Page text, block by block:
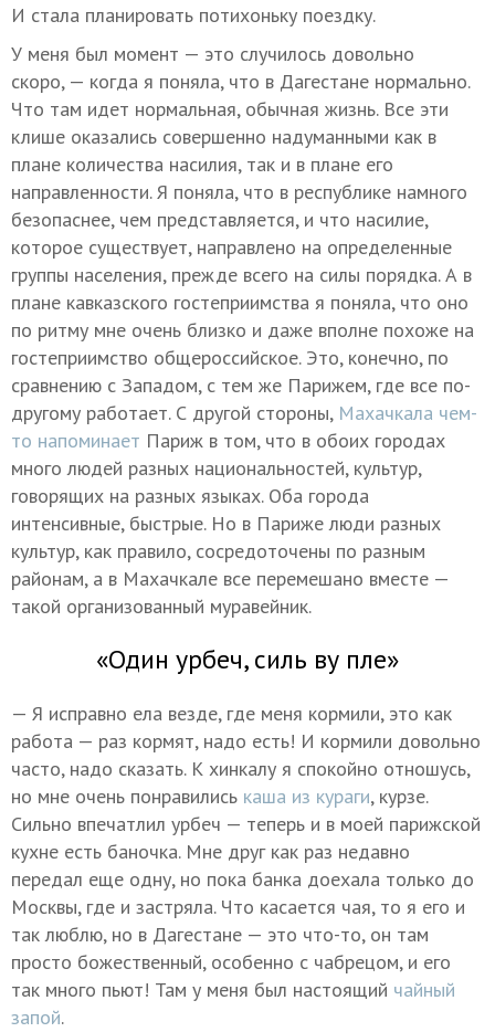
И стала планировать потихоньку поездку.
У меня был момент — это случилось довольно
скоро, — когда я поняла, что в Дагестане нормально.
Что там идет нормальная, обычная жизнь. Все эти
клише оказались совершенно надуманными как в
плане количества насилия, так и в плане его
направленности. Я поняла, что в республике намного
безопаснее, чем представляется, и что насилие,
которое существует, направлено на определенные
группы населения, прежде всего на силы порядка. А в
плане кавказского гостеприимства я поняла, что оно
по ритму мне очень близко и даже вполне похоже на
гостеприимство общероссийское. Это, конечно, по
сравнению с Западом, с тем же Парижем, где все по-
другому работает. С другой стороны, Махачкала чем-
то напоминает Париж в том, что в обоих городах
много людей разных национальностей, культур,
говорящих на разных языках. Оба города
интенсивные, быстрые. Но в Париже люди разных
культур, как правило, сосредоточены по разным
районам, а в Махачкале все перемешано вместе —
такой организованный муравейник.
«Один урбеч, силь ву пле»
— Я исправно ела везде, где меня кормили, это как
работа — раз кормят, надо есть! И кормили довольно
часто, надо сказать. К хинкалу я спокойно отношусь,
но мне очень понравились каша из кураги, курзе.
Сильно впечатлил урбеч — теперь и в моей парижской
кухне есть баночка. Мне друг как раз недавно
передал еще одну, но пока банка доехала только до
Москвы, где и застряла. Что касается чая, то я его и
так люблю, но в Дагестане — это что-то, он там
просто божественный, особенно с чабрецом, и его
так много пьют! Там у меня был настоящий чайный
запой.